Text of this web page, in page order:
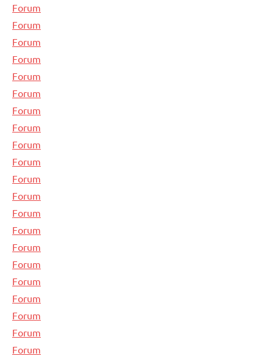
Forum
Forum
Forum
Forum
Forum
Forum
Forum
Forum
Forum
Forum
Forum
Forum
Forum
Forum
Forum
Forum
Forum
Forum
Forum
Forum
Forum